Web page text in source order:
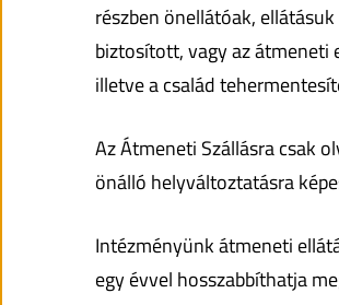
részben önellátóak,
biztosított, vagy az átmeneti
illetve a család
Az Átmeneti Szállásra csak
önálló helyváltoztatásra
Intézményünk átmeneti
egy évvel hosszabbíthatja